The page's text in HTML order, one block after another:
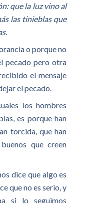
que la luz vino al
las tinieblas que
o porque no
pecado pero otra
el mensaje
el pecado.
los hombres
es porque han
torcida, que han
que creen
dice que algo es
que no es serio, y
si lo seguimos